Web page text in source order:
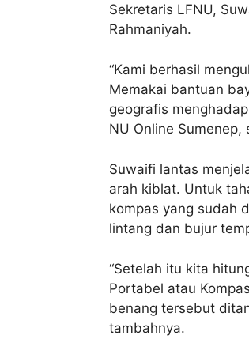
Sekretaris LFNU,
Rahmaniyah.
“Kami berhasil
Memakai bantuan
geografis
NU Online
Suwaifi lantas
arah kiblat. Untuk
kompas yang sudah
lintang dan bujur
“Setelah itu kita
Portabel atau
benang tersebut
tambahnya.